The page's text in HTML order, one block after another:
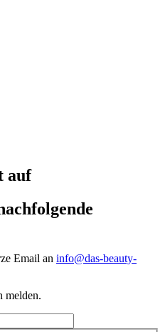
auf
Email an info@das-beauty-
melden.